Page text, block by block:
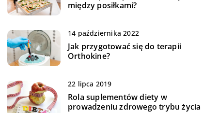
między posiłkami?
14 października 2022
Jak przygotować się do terapii
Orthokine?
22 lipca 2019
Rola suplementów diety w
prowadzeniu zdrowego trybu życia